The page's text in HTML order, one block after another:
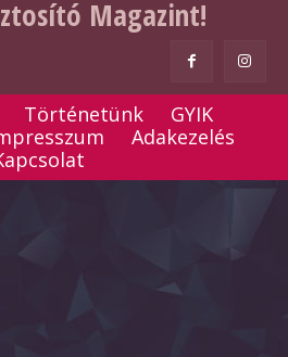
Magazint!
Történetünk
GYIK
Adakezelés